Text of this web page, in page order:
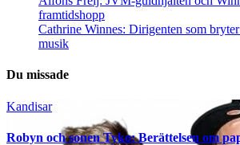
framtidshopp
Cathrine Winnes: Dirigenten som
musik
Du missade
Kandisar
Robyn och sonen Tyko: Berättelsen om